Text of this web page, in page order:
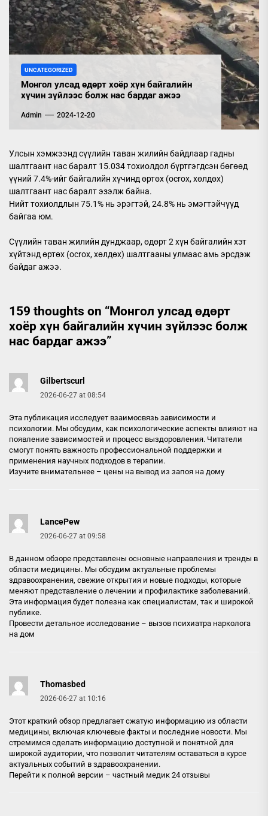
UNCATEGORIZED
Монгол улсад өдөрт хоёр хүн байгалийн
хүчин зүйлээс болж нас бардаг ажээ
Admin 2024-12-20
Улсын хэмжээнд сүүлийн таван жилийн байдлаар гадны
шалтгаант нас баралт 15.034 тохиолдол бүртгэгдсэн бөгөөд
үүний 7.4%-ийг байгалийн хүчинд өртөх (ocrox, хөлдөх)
шалтгаант нас баралт эзэлж байна.
Нийт тохиолдлын 75.1% нь эрэгтэй, 24.8% нь эмэгтэйчүүд
байгаа юм.
Сүүлийн таван жилийн дунджаар, өдөрт 2 хүн байгалийн хэт
хүйтэнд өртөх (ocrox, хөлдөх) шалтгааны улмаас амь эрсдэж
байдаг ажээ.
159 thoughts on “Монгол улсад өдөрт
хоёр хүн байгалийн хүчин зүйлээс болж
нас бардаг ажээ”
Gilbertscurl
2026-06-27 at 08:54
Эта публикация исследует взаимосвязь зависимости и
психологии. Мы обсудим, как психологические аспекты влияют на
появление зависимостей и процесс выздоровления. Читатели
смогут понять важность профессиональной поддержки и
применения научных подходов в терапии.
Изучите внимательнее – цены на вывод из запоя на дому
LancePew
2026-06-27 at 09:58
В данном обзоре представлены основные направления и тренды в
области медицины. Мы обсудим актуальные проблемы
здравоохранения, свежие открытия и новые подходы, которые
меняют представление о лечении и профилактике заболеваний.
Эта информация будет полезна как специалистам, так и широкой
публике.
Провести детальное исследование – вызов психиатра нарколога
на дом
Thomasbed
2026-06-27 at 10:16
Этот краткий обзор предлагает сжатую информацию из области
медицины, включая ключевые факты и последние новости. Мы
стремимся сделать информацию доступной и понятной для
широкой аудитории, что позволит читателям оставаться в курсе
актуальных событий в здравоохранении.
Перейти к полной версии – частный медик 24 отзывы